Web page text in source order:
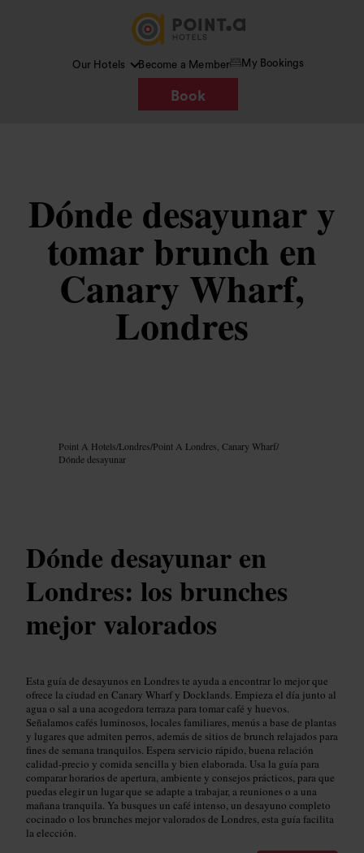
Our Hotels Become a Member My Bookings
Book
Dónde desayunar y
tomar brunch en
Canary Wharf,
Londres
Point A Hotels/Londres/Point A Londres, Canary Wharf/
Dónde desayunar
Dónde desayunar en
Londres: los brunches
mejor valorados
Esta guía de desayunos en Londres te ayuda a encontrar lo mejor que
ofrece la ciudad en Canary Wharf y Docklands. Empieza el día junto al
agua o sal a una acogedora terraza para tomar café y huevos.
Señalamos cafés luminosos, locales familiares, menús a base de plantas
y lugares que admiten perros, además de sitios de brunch relajados para
fines de semana tranquilos. Espera servicio rápido, buena relación
calidad‑precio y comida sencilla y bien elaborada. Usa la guía para
comparar horarios de apertura, ambiente y consejos prácticos, para que
puedas elegir un lugar que se adapte a trabajar, a reuniones o a una
mañana tranquila. Ya busques un café intenso, un desayuno completo
cocinado o los brunches mejor valorados de Londres, esta guía facilita
la elección.